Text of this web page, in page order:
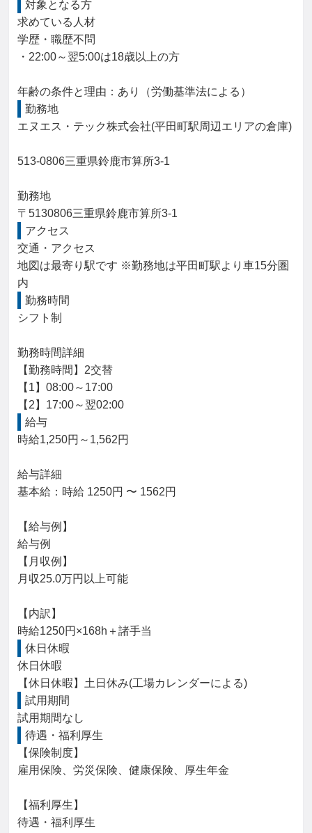
対象となる方
求めている人材
学歴・職歴不問
・22:00～翌5:00は18歳以上の方
年齢の条件と理由：あり（労働基準法による）
勤務地
エヌエス・テック株式会社(平田町駅周辺エリアの倉庫)
513-0806三重県鈴鹿市算所3-1
勤務地
〒5130806三重県鈴鹿市算所3-1
アクセス
交通・アクセス
地図は最寄り駅です ※勤務地は平田町駅より車15分圏
内
勤務時間
シフト制
勤務時間詳細
【勤務時間】2交替
【1】08:00～17:00
【2】17:00～翌02:00
給与
時給1,250円～1,562円
給与詳細
基本給：時給 1250円 〜 1562円
【給与例】
給与例
【月収例】
月収25.0万円以上可能
【内訳】
時給1250円×168h＋諸手当
休日休暇
休日休暇
【休日休暇】土日休み(工場カレンダーによる)
試用期間
試用期間なし
待遇・福利厚生
【保険制度】
雇用保険、労災保険、健康保険、厚生年金
【福利厚生】
待遇・福利厚生